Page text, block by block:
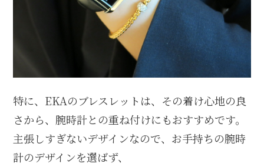
特に、EKAのブレスレットは、その着け心地の良
さから、腕時計との重ね付けにもおすすめです。
主張しすぎないデザインなので、お手持ちの腕時
計のデザインを選ばず、